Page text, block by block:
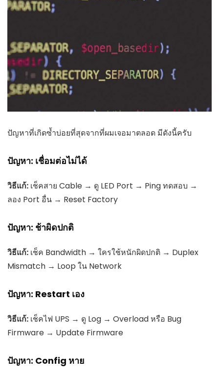
ปัญหาที่เกิดซ้ำบ่อยที่สุดจากที่ผมเจอมาตลอด มีดังนี้ครับ
ปัญหา: เชื่อมต่อไม่ได้
วิธีแก้: เช็คสาย Cable → ดู LED Port → Ping ทดสอบ →
ลอง Port อื่น → Reset Factory
ปัญหา: ช้าผิดปกติ
วิธีแก้: เช็ค Bandwidth → ใครใช้หนักผิดปกติ → Duplex
Mismatch → Loop ใน Network
ปัญหา: Restart เอง
วิธีแก้: เช็คไฟ UPS → ดู Log → Overload หรือ Bug
Firmware → Update Firmware
ปัญหา: Config หาย